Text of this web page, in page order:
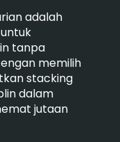
adalah
tanpa
memilih
stacking
dalam
jutaan